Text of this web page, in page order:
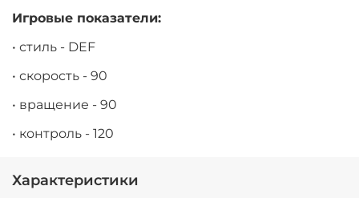
Игровые показатели:
• стиль - DEF
• скорость - 90
• вращение - 90
• контроль - 120
Характеристики